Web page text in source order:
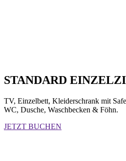
STANDARD
TV, Einzelbett, Kleiderschrank mit
WC, Dusche, Waschbecken & Föhn.
JETZT BUCHEN